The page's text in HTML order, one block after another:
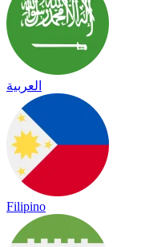
العربية
Filipino